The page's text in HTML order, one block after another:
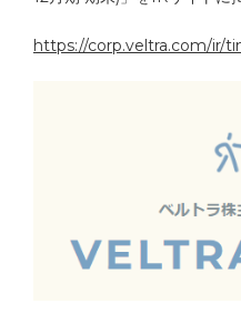
https://corp.veltra.com/ir/